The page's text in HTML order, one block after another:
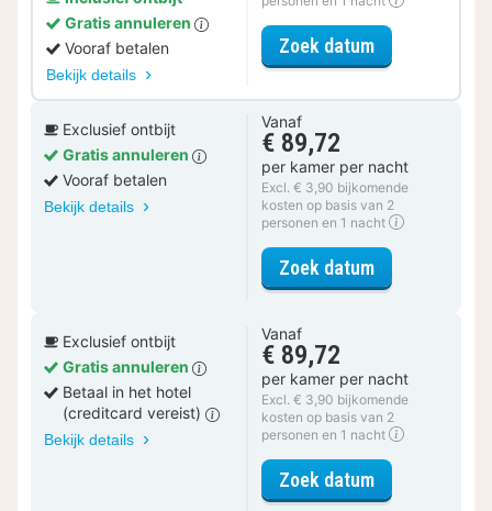
Gratis annuleren
Vooraf betalen
Bekijk details
Zoek datumvoor Spa
Exclusief ontbijt
Gratis annuleren
Vooraf betalen
Bekijk details
Vanaf
€ 89,72
per kamer per nacht
Excl. € 3,90 bijkomende
kosten op basis van 2
personen en 1 nacht
Zoek datumvoor Comfort
Exclusief ontbijt
Gratis annuleren
Betaal in het hotel
(creditcard vereist)
Bekijk details
Vanaf
€ 89,72
per kamer per nacht
Excl. € 3,90 bijkomende
kosten op basis van 2
personen en 1 nacht
Zoek datumvoor Comfort